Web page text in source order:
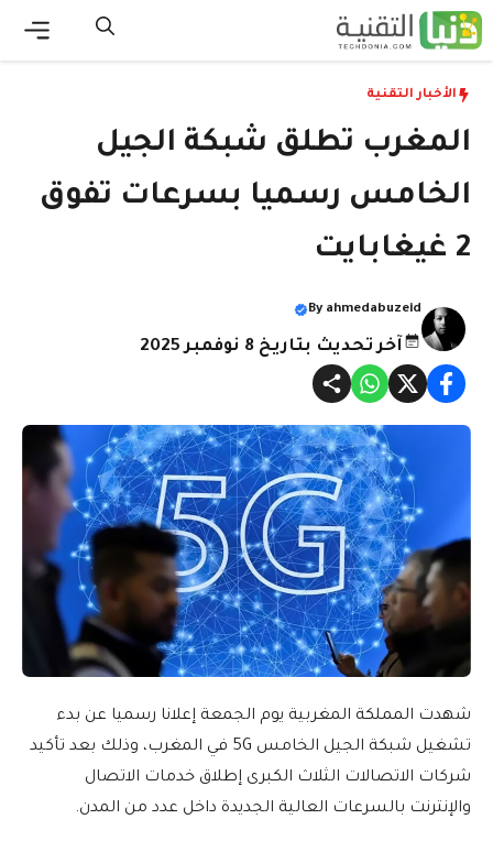
انتقل
إلى
الأخبار التقنية
المغرب تطلق شبكة الجيل
الخامس رسميا بسرعات تفوق
2 غيغابايت
By ahmedabuzeid
آخر تحديث بتاريخ 8 نوفمبر 2025
شهدت المملكة المغربية يوم الجمعة إعلانا رسميا عن بدء
تشغيل شبكة الجيل الخامس 5G في المغرب، وذلك بعد تأكيد
شركات الاتصالات الثلاث الكبرى إطلاق خدمات الاتصال
والإنترنت بالسرعات العالية الجديدة داخل عدد من المدن.